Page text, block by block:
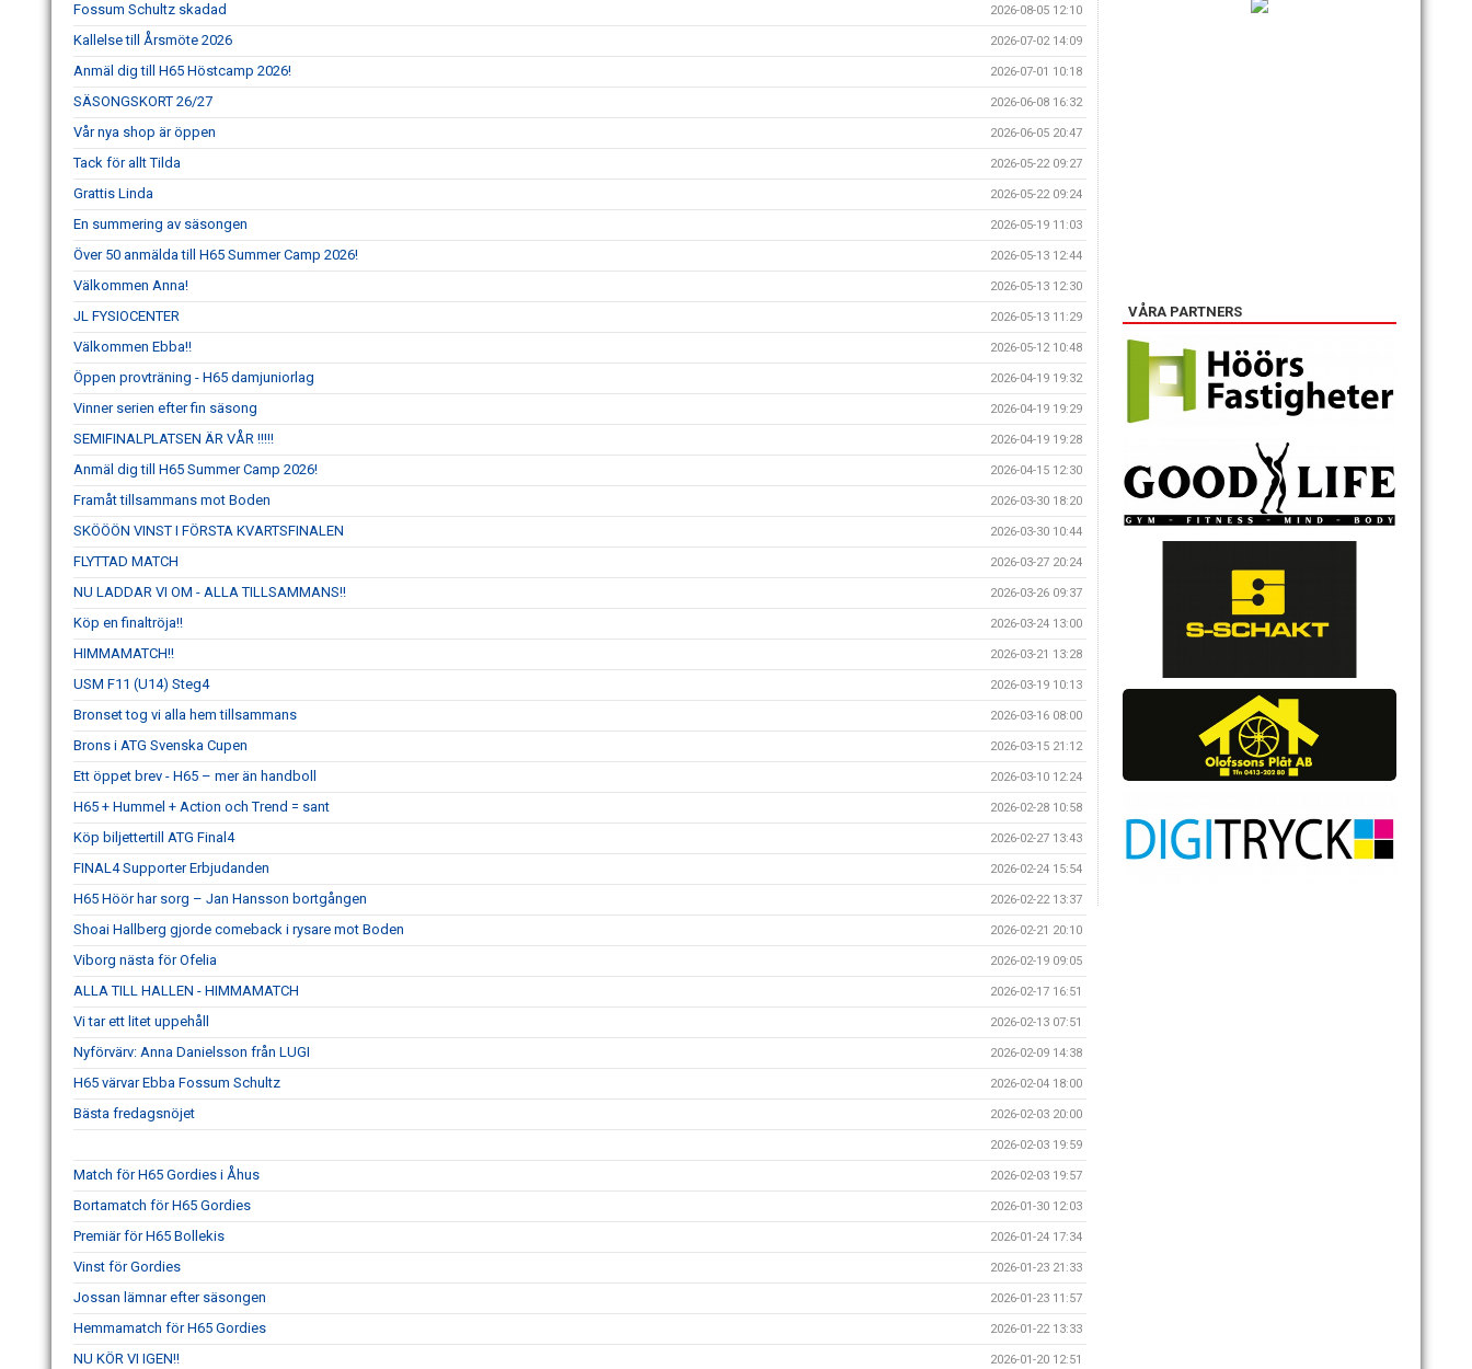
Fossum Schultz skadad 2026-08-05 12:10
Kallelse till Årsmöte 2026 2026-07-02 14:09
Anmäl dig till H65 Höstcamp 2026! 2026-07-01 10:18
SÄSONGSKORT 26/27 2026-06-08 16:32
Vår nya shop är öppen 2026-06-05 20:47
Tack för allt Tilda 2026-05-22 09:27
Grattis Linda 2026-05-22 09:24
En summering av säsongen 2026-05-19 11:03
Över 50 anmälda till H65 Summer Camp 2026! 2026-05-13 12:44
Välkommen Anna! 2026-05-13 12:30
JL FYSIOCENTER 2026-05-13 11:29
Välkommen Ebba!! 2026-05-12 10:48
Öppen provträning - H65 damjuniorlag 2026-04-19 19:32
Vinner serien efter fin säsong 2026-04-19 19:29
SEMIFINALPLATSEN ÄR VÅR !!!!! 2026-04-19 19:28
Anmäl dig till H65 Summer Camp 2026! 2026-04-15 12:30
Framåt tillsammans mot Boden 2026-03-30 18:20
SKÖÖÖN VINST I FÖRSTA KVARTSFINALEN 2026-03-30 10:44
FLYTTAD MATCH 2026-03-27 20:24
NU LADDAR VI OM - ALLA TILLSAMMANS!! 2026-03-26 09:37
Köp en finaltröja!! 2026-03-24 13:00
HIMMAMATCH!! 2026-03-21 13:28
USM F11 (U14) Steg4 2026-03-19 10:13
Bronset tog vi alla hem tillsammans 2026-03-16 08:00
Brons i ATG Svenska Cupen 2026-03-15 21:12
Ett öppet brev - H65 – mer än handboll 2026-03-10 12:24
H65 + Hummel + Action och Trend = sant 2026-02-28 10:58
Köp biljettertill ATG Final4 2026-02-27 13:43
FINAL4 Supporter Erbjudanden 2026-02-24 15:54
H65 Höör har sorg – Jan Hansson bortgången 2026-02-22 13:37
Shoai Hallberg gjorde comeback i rysare mot Boden 2026-02-21 20:10
Viborg nästa för Ofelia 2026-02-19 09:05
ALLA TILL HALLEN - HIMMAMATCH 2026-02-17 16:51
Vi tar ett litet uppehåll 2026-02-13 07:51
Nyförvärv: Anna Danielsson från LUGI 2026-02-09 14:38
H65 värvar Ebba Fossum Schultz 2026-02-04 18:00
Bästa fredagsnöjet 2026-02-03 20:00
2026-02-03 19:59
Match för H65 Gordies i Åhus 2026-02-03 19:57
Bortamatch för H65 Gordies 2026-01-30 12:03
Premiär för H65 Bollekis 2026-01-24 17:34
Vinst för Gordies 2026-01-23 21:33
Jossan lämnar efter säsongen 2026-01-23 11:57
Hemmamatch för H65 Gordies 2026-01-22 13:33
NU KÖR VI IGEN!! 2026-01-20 12:51
VÅRA PARTNERS